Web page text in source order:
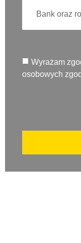
Wyrażam
osobowych